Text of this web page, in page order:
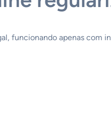
funcionando apenas com